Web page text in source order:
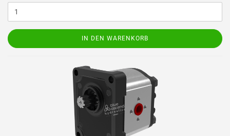
IN DEN WARENKORB